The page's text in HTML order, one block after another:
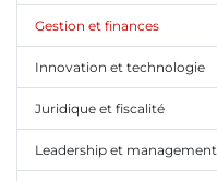
Gestion et finances
Innovation et technologie
Juridique et fiscalité
Leadership et management